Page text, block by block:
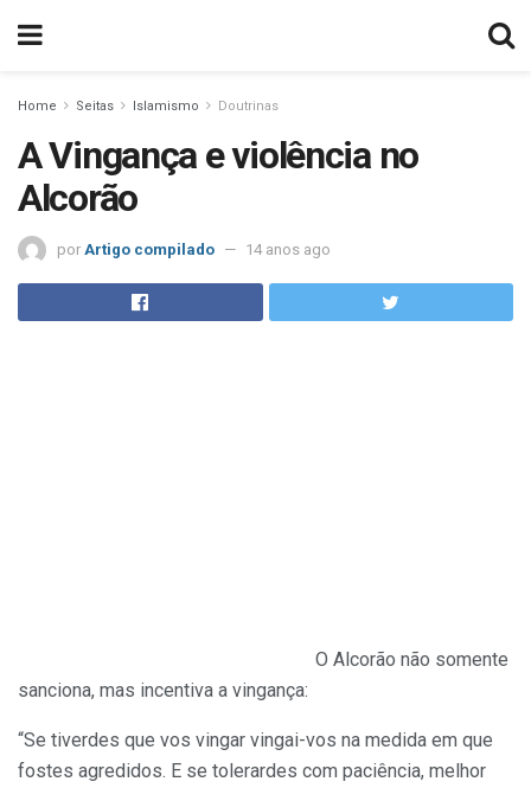
Home Seitas Islamismo Doutrinas
A Vingança e violência no
Alcorão
por Artigo compilado 14 anos ago
O Alcorão não somente
sanciona, mas incentiva a vingança:
“Se tiverdes que vos vingar vingai-vos na medida em que
fostes agredidos. E se tolerardes com paciência, melhor